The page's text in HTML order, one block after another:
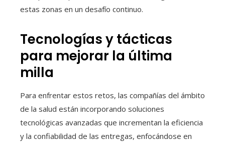
estas zonas en un desafío continuo.
Tecnologías y tácticas
para mejorar la última
milla
Para enfrentar estos retos, las compañías del ámbito
de la salud están incorporando soluciones
tecnológicas avanzadas que incrementan la eficiencia
y la confiabilidad de las entregas, enfocándose en